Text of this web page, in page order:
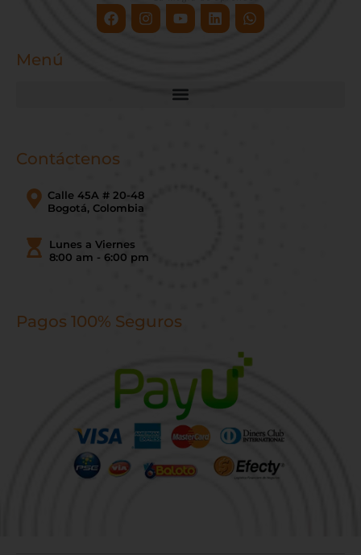
FacebookInstagram
YoutubeLinkedinWhatsapp
Menú
Contáctenos
Calle 45A # 20-48
Bogotá, Colombia
Lunes a Viernes
8:00 am - 6:00 pm
Pagos 100% Seguros